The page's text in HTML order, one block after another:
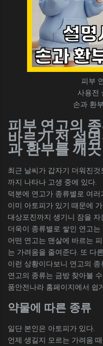
피부
사용전
손과 환
피부 연고의
바르기 전 설
과 환부를 깨
최근 날씨가 갑자기 더워진
까지 나타나 고생 중에 있다.
덕분에 연고가 종류별로 여
이미 아토피가 있기 때문에
대상포진까지 생기니 잠을
더욱이 종류별로 쌓인 연고
어떤 연고는 맨살에 바르는
는 가려움을 줄여준다. 또 다
이런 상황이다보니 연고의
연고의 종류는 금방 찾아볼
품안전나라 홈페이지에서 쉽
약물에 따른 종류
일단 본인은 아토피가 있다.
언제 생길지 모르는 가려움